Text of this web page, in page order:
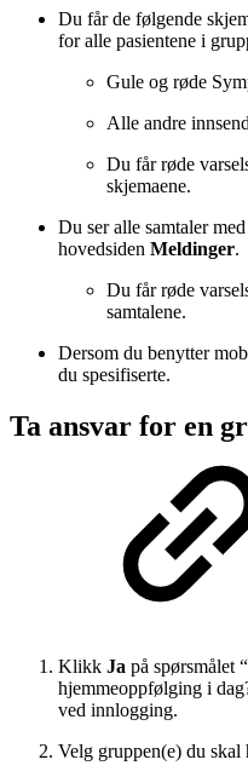
Du får de følgende
for alle pasientene i
Gule og røde
Alle andre
Du får røde
skjemaene.
Du ser alle samtaler
hovedsiden Meldinger.
Du får røde
samtalene.
Dersom du benytter
du spesifiserte.
Ta ansvar for en
Klikk Ja på spørsmålet
hjemmeoppfølging i
ved innlogging.
Velg gruppen(e) du skal